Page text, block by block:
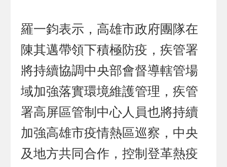
羅一鈞表示，高雄市政府團隊在
陳其邁帶領下積極防疫，疾管署
將持續協調中央部會督導轄管場
域加強落實環境維護管理，疾管
署高屏區管制中心人員也將持續
加強高雄市疫情熱區巡察，中央
及地方共同合作，控制登革熱疫